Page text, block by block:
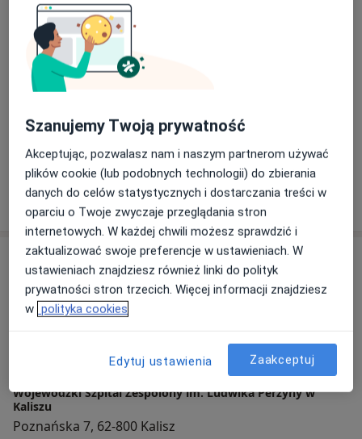
lek. Paweł Derbich
Jacek Maria Ganszer
Chirurg, Urolog
Adres
Wojewódzki Szpital Zespolony im. Ludwika Perzyny w
Kaliszu
Poznańska 7, 62-800 Kalisz
Szanujemy Twoją prywatność
Akceptując, pozwalasz nam i naszym partnerom używać
plików cookie (lub podobnych technologii) do zbierania
danych do celów statystycznych i dostarczania treści w
oparciu o Twoje zwyczaje przeglądania stron
internetowych. W każdej chwili możesz sprawdzić i
zaktualizować swoje preferencje w ustawieniach. W
ustawieniach znajdziesz również linki do polityk
prywatności stron trzecich. Więcej informacji znajdziesz
w polityka cookies
Edytuj ustawienia Zaakceptuj